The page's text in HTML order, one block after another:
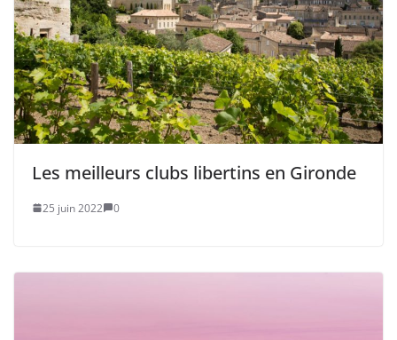
Les meilleurs clubs libertins en Gironde
25 juin 2022 0